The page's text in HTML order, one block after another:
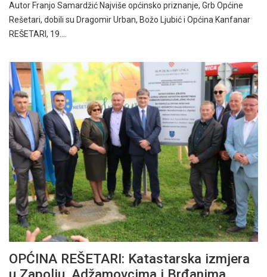
Autor Franjo Samardžić Najviše općinsko priznanje, Grb Općine
Rešetari, dobili su Dragomir Urban, Božo Ljubić i Općina Kanfanar
REŠETARI, 19.…
OPĆINA REŠETARI: Katastarska izmjera